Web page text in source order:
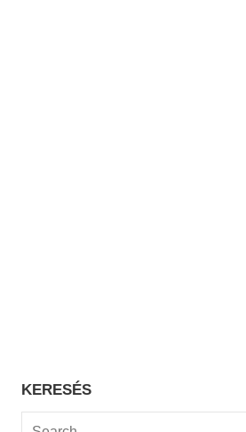
KERESÉS
Search